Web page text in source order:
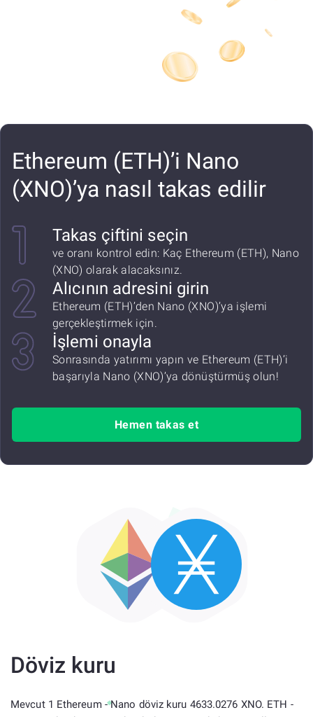
Ethereum (ETH)’i Nano
(XNO)’ya nasıl takas edilir
Takas çiftini seçin
ve oranı kontrol edin: Kaç Ethereum (ETH), Nano
(XNO) olarak alacaksınız.
Alıcının adresini girin
Ethereum (ETH)’den Nano (XNO)’ya işlemi
gerçekleştirmek için.
İşlemi onayla
Sonrasında yatırımı yapın ve Ethereum (ETH)’i
başarıyla Nano (XNO)’ya dönüştürmüş olun!
Hemen takas et
Döviz kuru
Mevcut 1 Ethereum - Nano döviz kuru 4633.0276 XNO. ETH -